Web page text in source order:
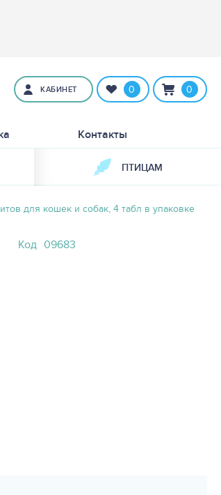
КАБИНЕТ 0 0
Контакты
ПТИЦАМ
для кошек и собак, 4 табл в упаковке
Код 09683